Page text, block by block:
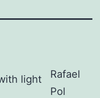
Rafael
Pol